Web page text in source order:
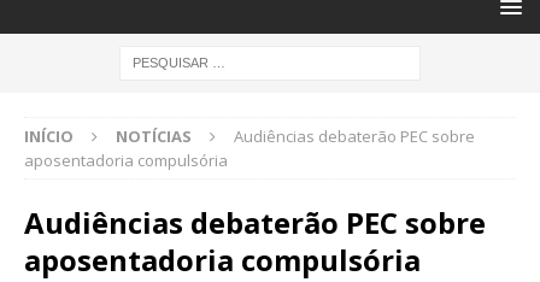
INÍCIO NOTÍCIAS
Audiências debaterão PEC sobre
aposentadoria compulsória
Audiências debaterão PEC sobre
aposentadoria compulsória